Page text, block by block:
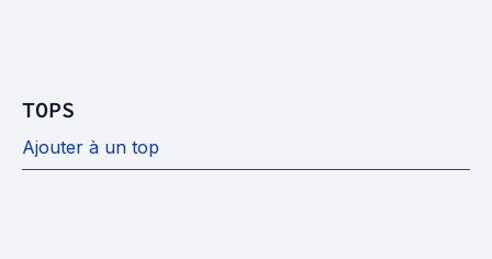
TOPS
Ajouter à un top